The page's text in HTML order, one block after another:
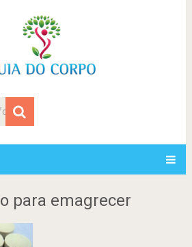
para emagrecer